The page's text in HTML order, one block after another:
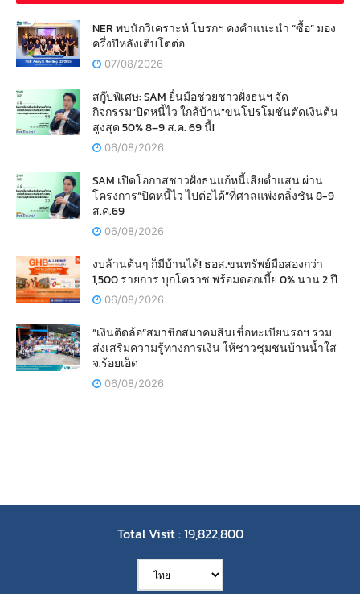
NER พบนักวิเคราะห์ โบรกฯ คงคำแนะนำ “ซื้อ” มอง
ครึ่งปีหลังเติบโตต่อ
07/08/2026
สกู๊ปพิเศษ: SAM ยื่นมือช่วยชาวฝั่งธนฯ จัด
กิจกรรม“ปิดหนี้ไว ใกล้บ้าน”ขนโปรโมชันตัดเงินต้น
สูงสุด 50% 8–9 ส.ค. 69 นี้!
06/08/2026
SAM เปิดโอกาสชาวฝั่งธนแก้หนี้เสียต่ำแสน ผ่าน
โครงการ“ปิดหนี้ไว ไปต่อได้”ที่ศาลแพ่งตลิ่งชัน 8-9
ส.ค.69
06/08/2026
งบล้านต้นๆ ก็มีบ้านได้! ธอส.ขนทรัพย์มือสองกว่า
1,500 รายการ บุกโคราช พร้อมดอกเบี้ย 0% นาน 2 ปี
06/08/2026
“เงินติดล้อ”สมาชิกสมาคมสินเชื่อทะเบียนรถฯ ร่วม
ส่งเสริมความรู้ทางการเงิน ให้ชาวชุมชนบ้านน้ำใส
จ.ร้อยเอ็ด
06/08/2026
Total Visit : 19,822,800